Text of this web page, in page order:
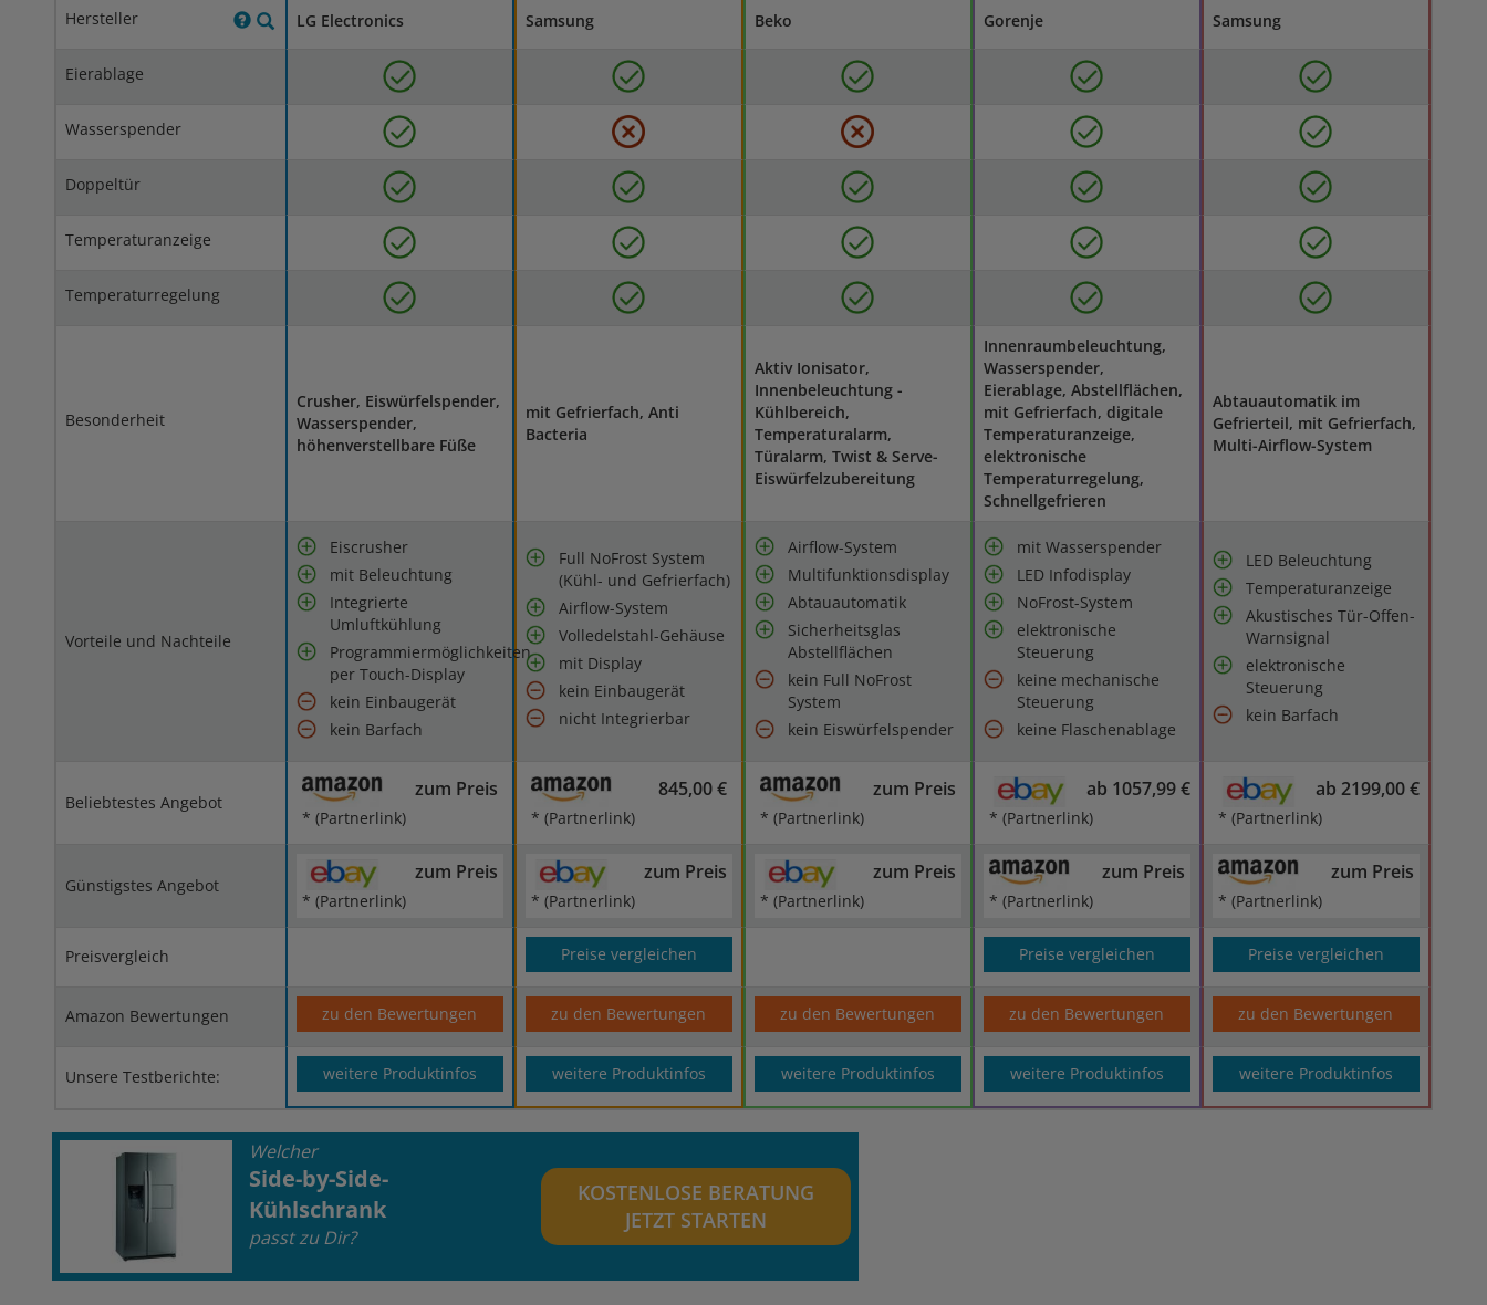
Hersteller LG Electronics Samsung Beko Gorenje Samsung
Eierablage
Wasserspender
Doppeltür
Temperaturanzeige
Temperaturregelung
Besonderheit
Crusher, Eiswürfelspender,
Wasserspender,
höhenverstellbare Füße
mit Gefrierfach, Anti
Bacteria
Aktiv Ionisator,
Innenbeleuchtung -
Kühlbereich,
Temperaturalarm,
Türalarm, Twist & Serve-
Eiswürfelzubereitung
Innenraumbeleuchtung,
Wasserspender,
Eierablage, Abstellflächen,
mit Gefrierfach, digitale
Temperaturanzeige,
elektronische
Temperaturregelung,
Schnellgefrieren
Abtauautomatik im
Gefrierteil, mit Gefrierfach,
Multi-Airflow-System
Vorteile und Nachteile
Eiscrusher
mit Beleuchtung
Integrierte
Umluftkühlung
Programmiermöglichkeiten
per Touch-Display
kein Einbaugerät
kein Barfach
Full NoFrost System
(Kühl- und Gefrierfach)
Airflow-System
Volledelstahl-Gehäuse
mit Display
kein Einbaugerät
nicht Integrierbar
Airflow-System
Multifunktionsdisplay
Abtauautomatik
Sicherheitsglas
Abstellflächen
kein Full NoFrost
System
kein Eiswürfelspender
mit Wasserspender
LED Infodisplay
NoFrost-System
elektronische
Steuerung
keine mechanische
Steuerung
keine Flaschenablage
LED Beleuchtung
Temperaturanzeige
Akustisches Tür-Offen-
Warnsignal
elektronische
Steuerung
kein Barfach
Beliebtestes Angebot
zum Preis
* (Partnerlink)
845,00 €
* (Partnerlink)
zum Preis
* (Partnerlink)
ab 1057,99 €
* (Partnerlink)
ab 2199,00 €
* (Partnerlink)
Günstigstes Angebot
zum Preis
* (Partnerlink)
zum Preis
* (Partnerlink)
zum Preis
* (Partnerlink)
zum Preis
* (Partnerlink)
zum Preis
* (Partnerlink)
Preisvergleich Preise vergleichen Preise vergleichen Preise vergleichen
Amazon Bewertungen zu den Bewertungen zu den Bewertungen zu den Bewertungen zu den Bewertungen zu den Bewertungen
Unsere Testberichte: weitere Produktinfos weitere Produktinfos weitere Produktinfos weitere Produktinfos weitere Produktinfos
Welcher
Side-by-Side-
Kühlschrank
passt zu Dir?
KOSTENLOSE BERATUNG
JETZT STARTEN